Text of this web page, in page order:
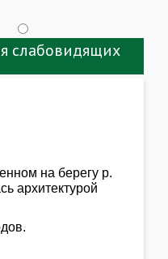
слабовидящих
на берегу р.
архитектурой